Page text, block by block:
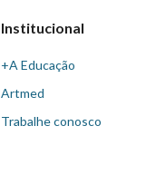
Institucional
+A Educação
Artmed
Trabalhe conosco